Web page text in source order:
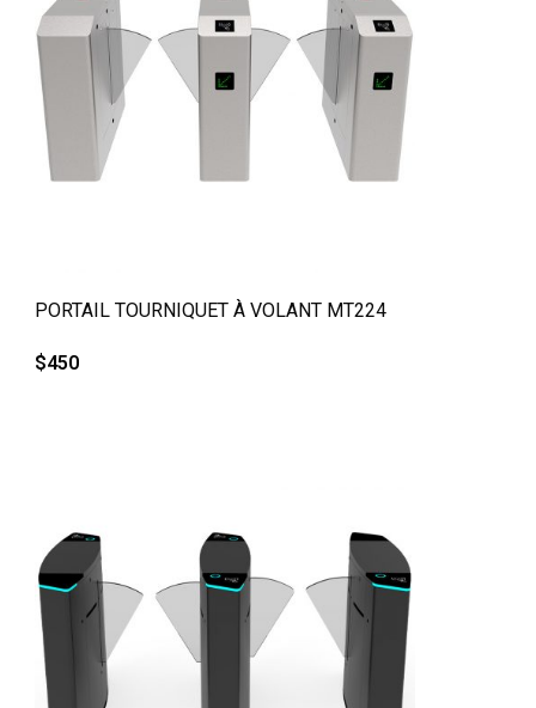
QUICK VIEW
PORTAIL TOURNIQUET À VOLANT MT224
$450